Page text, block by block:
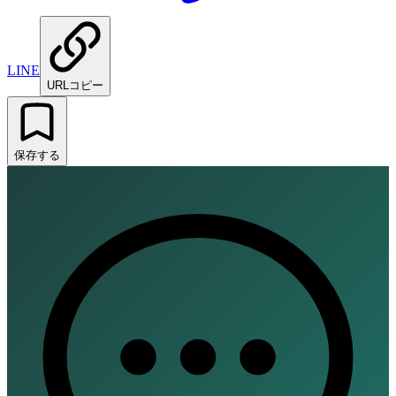
LINE
URLコピー
保存する